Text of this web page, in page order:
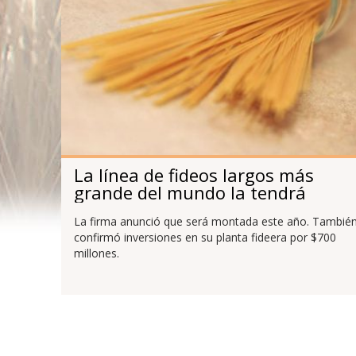
La línea de fideos largos más
grande del mundo la tendrá
Molinos
La firma anunció que será montada este año.
confirmó inversiones en su planta fideera por $700
millones.